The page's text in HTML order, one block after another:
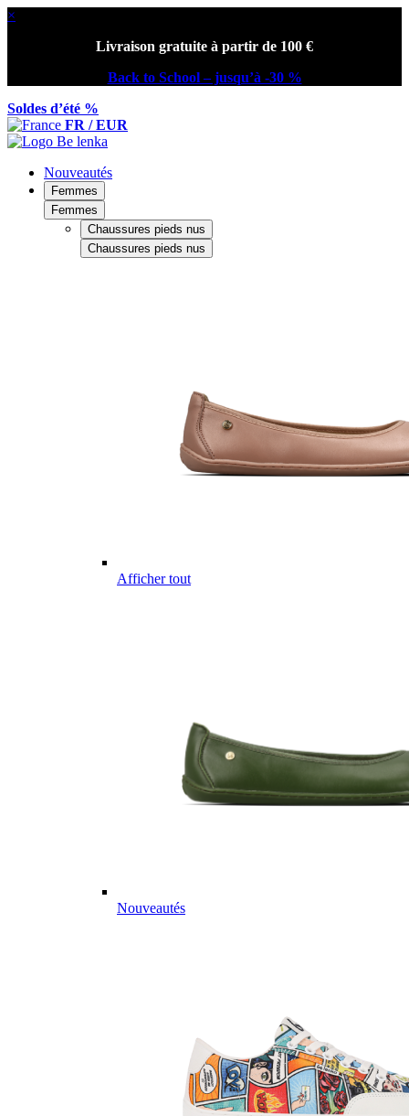
×
Livraison gratuite à partir de 100 €
Back to School – jusqu’à -30 %
Soldes d’été %
FR / EUR
Nouveautés
Femmes
Femmes
Chaussures pieds nus
Chaussures pieds nus
Afficher tout
Nouveautés